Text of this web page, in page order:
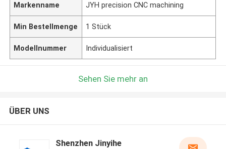
Markenname JYH precision CNC machining
Min Bestellmenge 1 Stück
Modellnummer Individualisiert
Sehen Sie mehr an
ÜBER UNS
Shenzhen Jinyihe